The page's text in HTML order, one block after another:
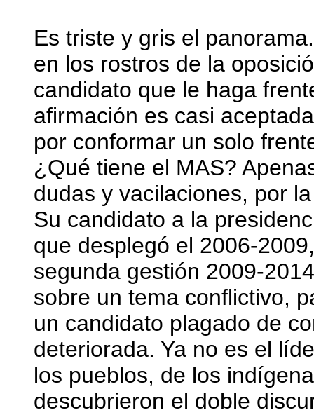
Es triste y gris el
en los rostros de la
candidato que le haga
afirmación es casi
por conformar un solo
¿Qué tiene el MAS?
dudas y vacilaciones, por
Su candidato a la
que desplegó el 2006-
segunda gestión 2009-
sobre un tema conflictivo,
un candidato plagado de
deteriorada. Ya no es el
los pueblos, de los
descubrieron el doble